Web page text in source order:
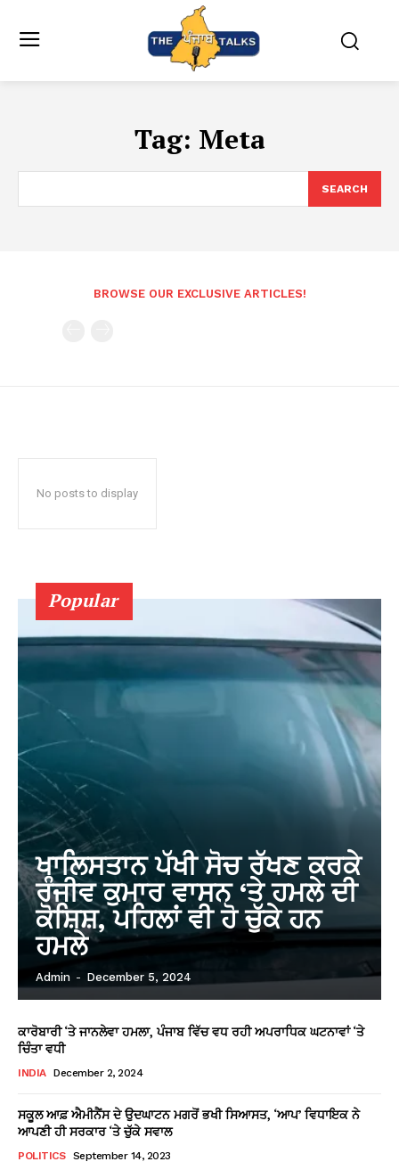
Tag: Meta
SEARCH
BROWSE OUR EXCLUSIVE ARTICLES!
No posts to display
Popular
ਖਾਲਿਸਤਾਨ ਪੱਖੀ ਸੋਚ ਰੱਖਣ ਕਰਕੇ
ਰੰਜੀਵ ਕੁਮਾਰ ਵਾਸਨ ‘ਤੇ ਹਮਲੇ ਦੀ
ਕੋਸ਼ਿਸ਼, ਪਹਿਲਾਂ ਵੀ ਹੋ ਚੁੱਕੇ ਹਨ
ਹਮਲੇ
Admin - December 5, 2024
ਕਾਰੋਬਾਰੀ ‘ਤੇ ਜਾਨਲੇਵਾ ਹਮਲਾ, ਪੰਜਾਬ ਵਿੱਚ ਵਧ ਰਹੀ ਅਪਰਾਧਿਕ ਘਟਨਾਵਾਂ ‘ਤੇ
ਚਿੰਤਾ ਵਧੀ
INDIA December 2, 2024
ਸਕੂਲ ਆਫ਼ ਐਮੀਨੈਂਸ ਦੇ ਉਦਘਾਟਨ ਮਗਰੋਂ ਭਖੀ ਸਿਆਸਤ, ‘ਆਪ’ ਵਿਧਾਇਕ ਨੇ
ਆਪਣੀ ਹੀ ਸਰਕਾਰ ‘ਤੇ ਚੁੱਕੇ ਸਵਾਲ
POLITICS September 14, 2023